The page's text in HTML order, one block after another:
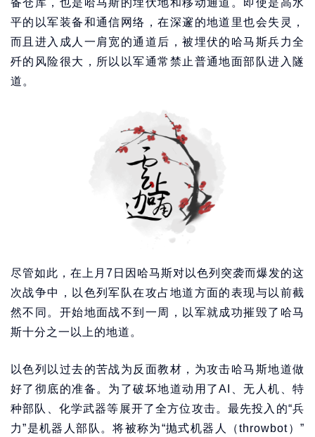
备仓库，也是哈马斯的埋伏地和移动通道。即使是高水
平的以军装备和通信网络，在深邃的地道里也会失灵，
而且进入成人一肩宽的通道后，被埋伏的哈马斯兵力全
歼的风险很大，所以以军通常禁止普通地面部队进入隧
道。
尽管如此，在上月7日因哈马斯对以色列突袭而爆发的这
次战争中，以色列军队在攻占地道方面的表现与以前截
然不同。开始地面战不到一周，以军就成功摧毁了哈马
斯十分之一以上的地道。
以色列以过去的苦战为反面教材，为攻击哈马斯地道做
好了彻底的准备。为了破坏地道动用了AI、无人机、特
种部队、化学武器等展开了全方位攻击。最先投入的“兵
力”是机器人部队。将被称为“抛式机器人（throwbot）”